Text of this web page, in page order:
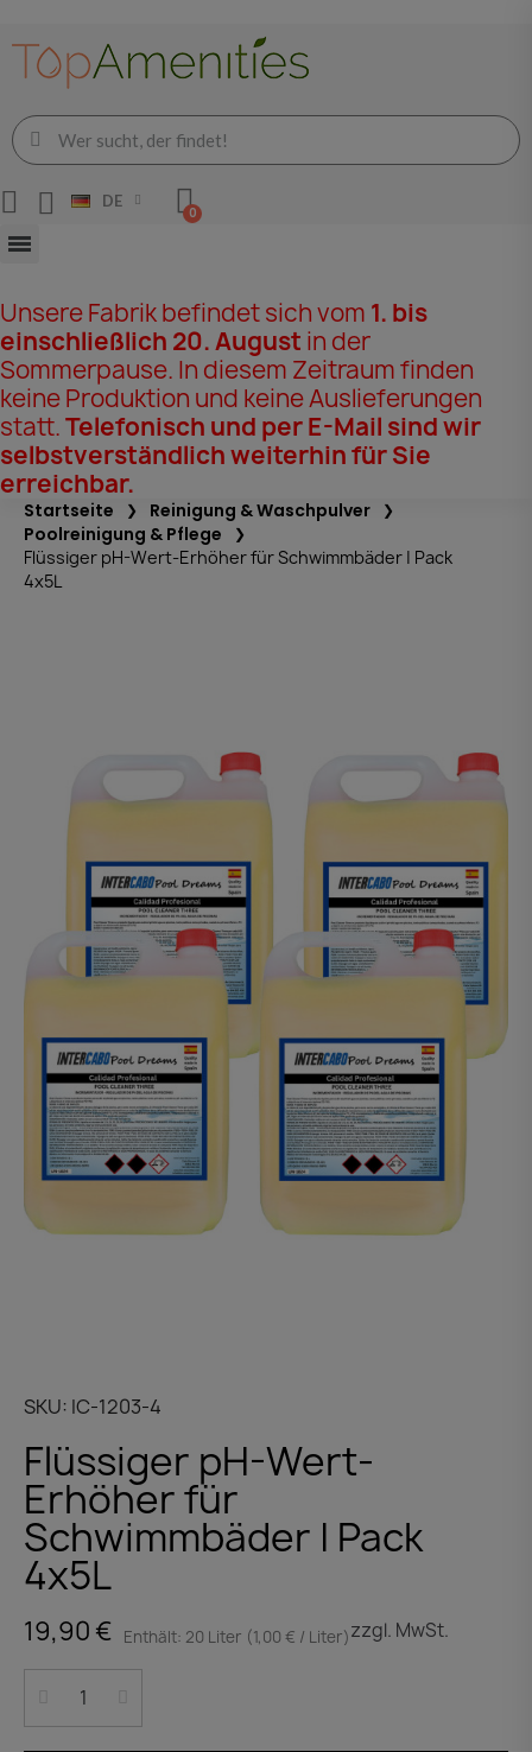
DE
Unsere Fabrik befindet sich vom 1. bis
einschließlich 20. August in der
Sommerpause. In diesem Zeitraum finden
keine Produktion und keine Auslieferungen
statt.Telefonisch und per E-Mail sind wir
selbstverständlich weiterhin für Sie
erreichbar.
Startseite
Reinigung & Waschpulver
Poolreinigung & Pflege
Flüssiger pH-Wert-Erhöher für Schwimmbäder | Pack
4x5L
SKU IC-1203-4
Flüssiger pH-Wert-
Erhöher für
Schwimmbäder | Pack
4x5L
19,90 € Enthält: 20 Liter (1,00 € / Liter)zzgl. MwSt.